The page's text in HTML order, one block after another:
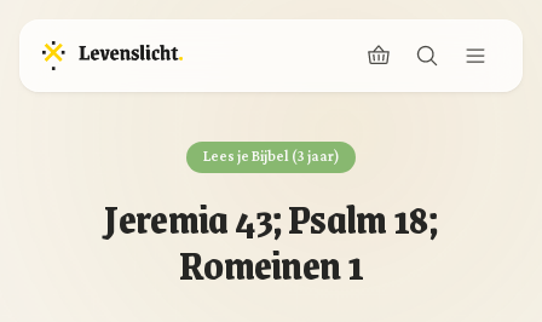
Lees je Bijbel (3 jaar)
Jeremia 43; Psalm 18;
Romeinen 1